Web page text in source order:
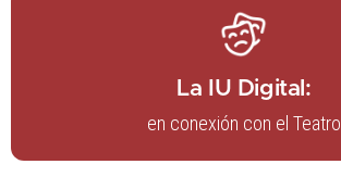
La IU Digital:
en conexión con el Teatro